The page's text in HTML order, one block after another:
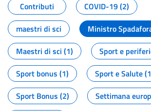
Contributi
COVID-19 (2)
maestri di sci
Ministro
Maestri di sci (1)
Sport e
Sport bonus (1)
Sport e Salute
Sport Bonus (2)
Settimana